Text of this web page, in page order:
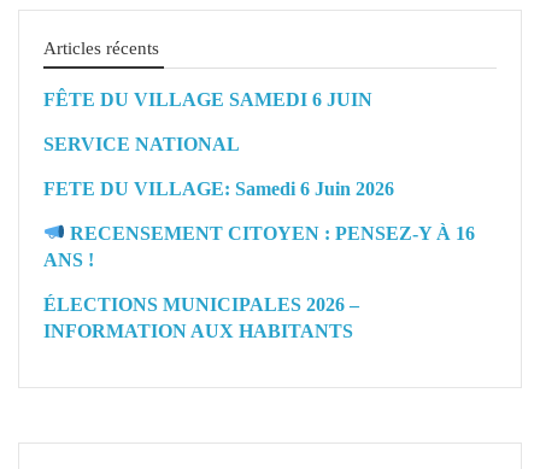
Articles récents
FÊTE DU VILLAGE SAMEDI 6 JUIN
SERVICE NATIONAL
FETE DU VILLAGE: Samedi 6 Juin 2026
RECENSEMENT CITOYEN : PENSEZ-Y À 16
ANS !
ÉLECTIONS MUNICIPALES 2026 –
INFORMATION AUX HABITANTS